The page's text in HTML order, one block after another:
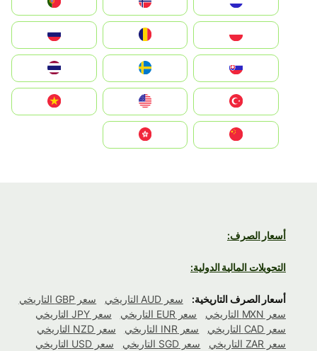
România
Slovensko
United States
Vietnam
أسعار الصرف:
التحويلات المالية الدولية:
أسعار الصرف التاريخية: سعر AUD التاريخي
سعر GBP التاريخي
سعر MXN التاريخي
سعر EUR التاريخي
سعر JPY التاريخي
سعر CAD التاريخي
سعر INR التاريخي
سعر NZD التاريخي
سعر ZAR التاريخي
سعر SGD التاريخي
سعر USD التاريخي